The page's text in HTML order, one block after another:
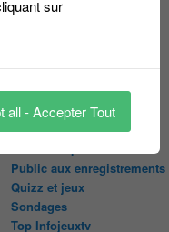
Les pages réservées aux
Masqué
Les Portraits de Fannette
Malika la Fouine
Non classé
Public aux enregistrements
Quizz et jeux
Sondages
Top Infojeuxtv
sur
all - Accepter Tout